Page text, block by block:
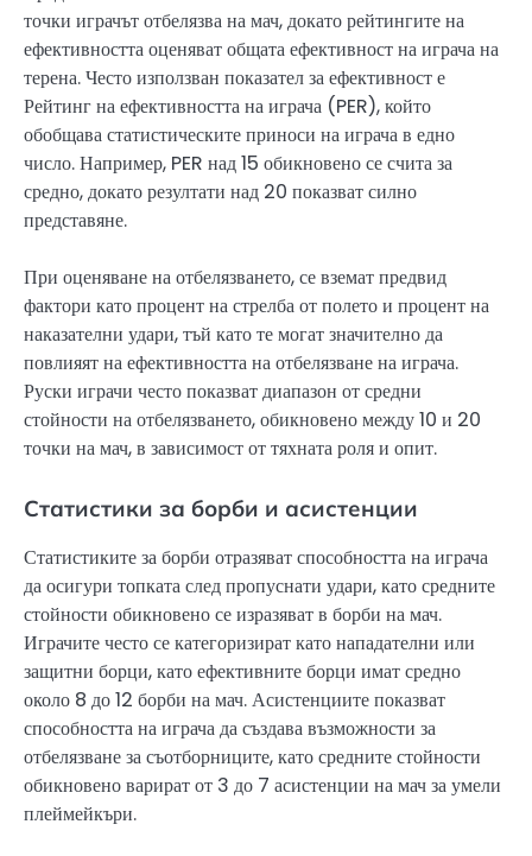
точки играчът отбелязва на мач, докато рейтингите на
ефективността оценяват общата ефективност на играча на
терена. Често използван показател за ефективност е
Рейтинг на ефективността на играча (PER), който
обобщава статистическите приноси на играча в едно
число. Например, PER над 15 обикновено се счита за
средно, докато резултати над 20 показват силно
представяне.
При оценяване на отбелязването, се вземат предвид
фактори като процент на стрелба от полето и процент на
наказателни удари, тъй като те могат значително да
повлияят на ефективността на отбелязване на играча.
Руски играчи често показват диапазон от средни
стойности на отбелязването, обикновено между 10 и 20
точки на мач, в зависимост от тяхната роля и опит.
Статистики за борби и асистенции
Статистиките за борби отразяват способността на играча
да осигури топката след пропуснати удари, като средните
стойности обикновено се изразяват в борби на мач.
Играчите често се категоризират като нападателни или
защитни борци, като ефективните борци имат средно
около 8 до 12 борби на мач. Асистенциите показват
способността на играча да създава възможности за
отбелязване за съотборниците, като средните стойности
обикновено варират от 3 до 7 асистенции на мач за умели
плеймейкъри.